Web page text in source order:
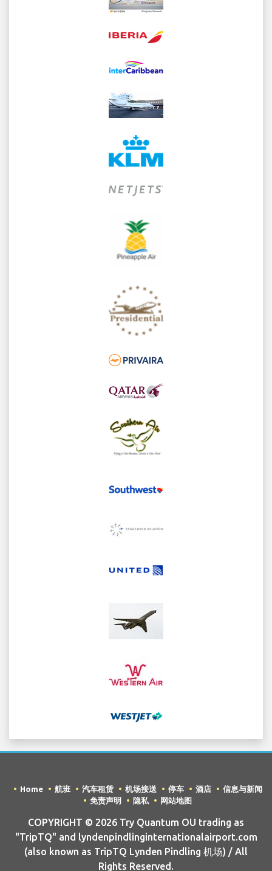
Home 航班 汽车租赁 机场接送 停车 酒店
信息与新闻
免责声明
隐私 网站地图
COPYRIGHT © 2026 Try Quantum OU trading as
"TripTQ" and lyndenpindlinginternationalairport.com
(also known as TripTQ Lynden Pindling 机场) / All
Rights Reserved.